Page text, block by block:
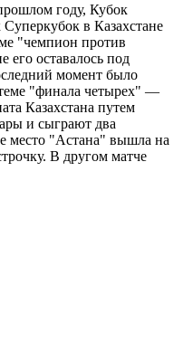
году, Кубок
в Казахстане
"чемпион против
его оставалось под
момент было
"финала четырех" —
Казахстана путем
и сыграют два
место "Астана" вышла на
В другом матче